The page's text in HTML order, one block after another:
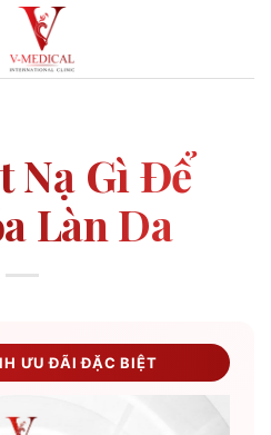
Nạ Gì Để
Làn Da
ƯU ĐÃI ĐẶC BIỆT